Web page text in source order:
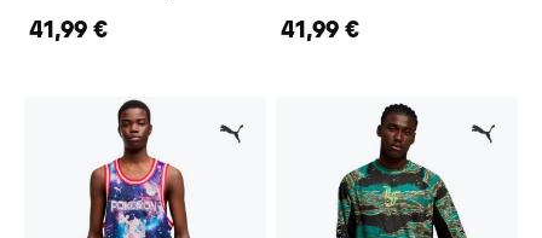
41,99 € 41,99 €